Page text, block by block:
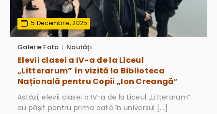
5 Decembrie, 2025
Galerie Foto Noutăți
Elevii clasei a IV-a de la Liceul
„Litterarum” în vizită la Biblioteca
Națională pentru Copii „Ion Creangă”
Astăzi, elevii clasei a IV-a de la Liceul „Litterarum”
au pășit pentru prima dată în universul […]